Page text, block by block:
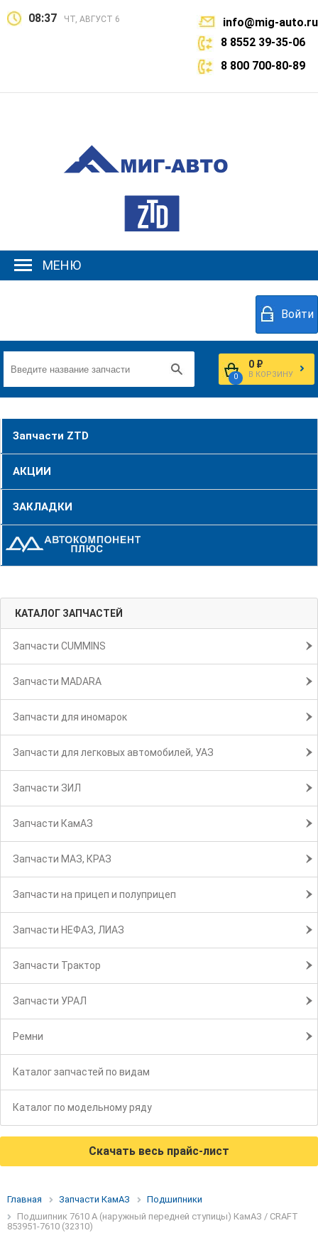
08:37 ЧТ, АВГУСТ 6
info@mig-auto.ru
8 8552 39-35-06
8 800 700-80-89
МЕНЮ
Войти
0
0 ₽
В КОРЗИНУ
Запчасти ZTD
АКЦИИ
ЗАКЛАДКИ
КАТАЛОГ ЗАПЧАСТЕЙ
Запчасти CUMMINS
Запчасти MADARA
Запчасти для иномарок
Запчасти для легковых автомобилей, УАЗ
Запчасти ЗИЛ
Запчасти КамАЗ
Запчасти МАЗ, КРАЗ
Запчасти на прицеп и полуприцеп
Запчасти НЕФАЗ, ЛИАЗ
Запчасти Трактор
Запчасти УРАЛ
Ремни
Каталог запчастей по видам
Каталог по модельному ряду
Скачать весь прайс-лист
Главная Запчасти КамАЗ
Подшипники
Подшипник 7610 А (наружный передней ступицы) КамАЗ / CRAFT
853951-7610 (32310)